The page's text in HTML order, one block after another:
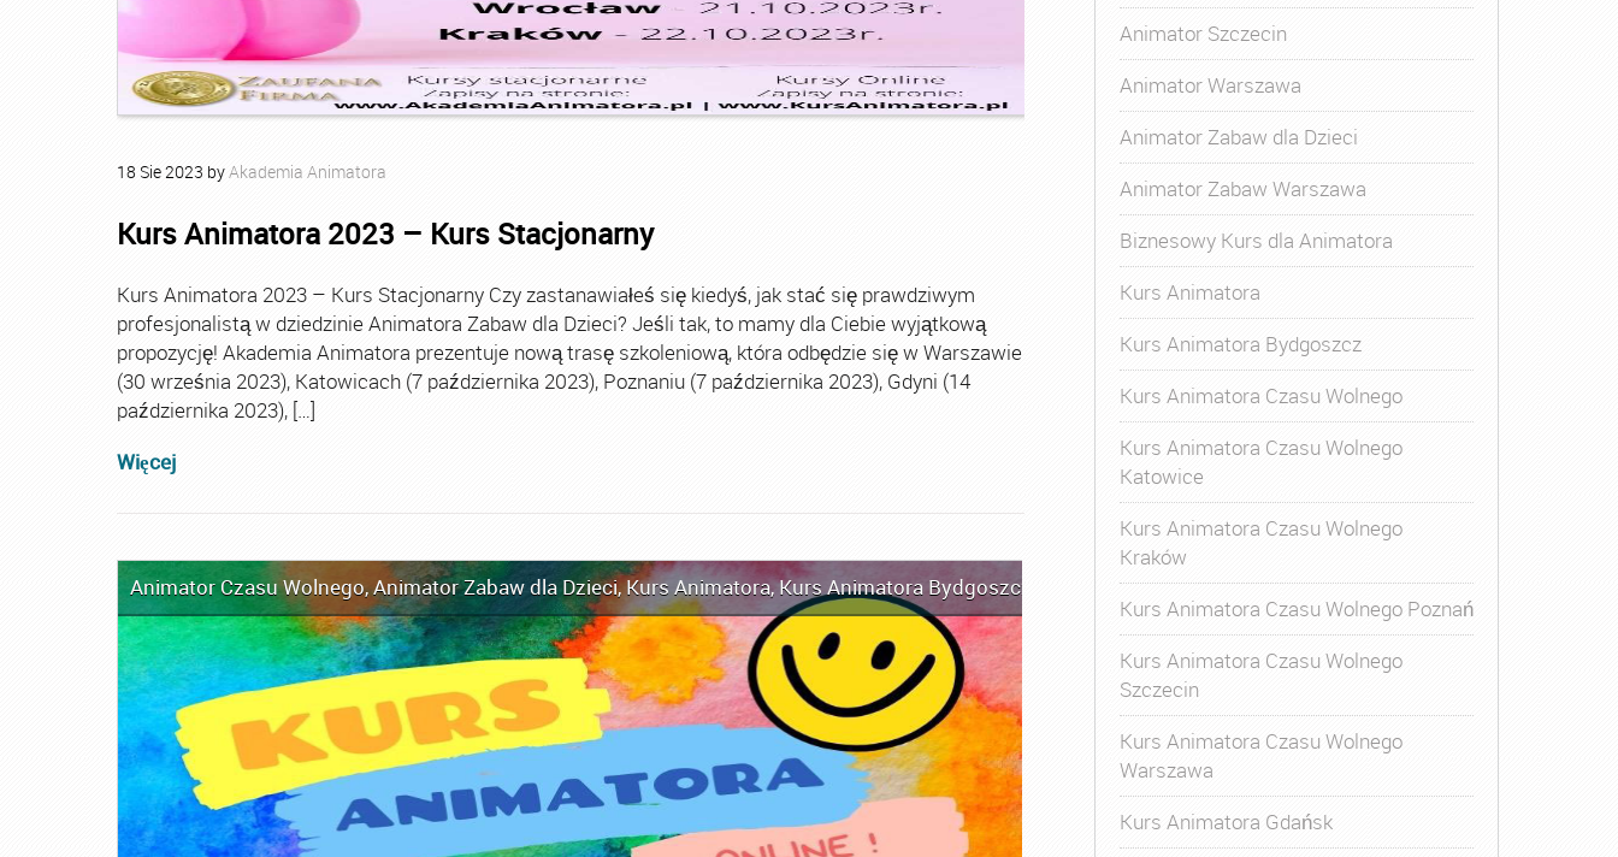
18 Sie2023 byAkademia Animatora
Kurs Animatora 2023 – Kurs Stacjonarny
Kurs Animatora 2023 – Kurs Stacjonarny Czy zastanawiałeś się kiedyś, jak stać się prawdziwym
profesjonalistą w dziedzinie Animatora Zabaw dla Dzieci? Jeśli tak, to mamy dla Ciebie wyjątkową
propozycję! Akademia Animatora prezentuje nową trasę szkoleniową, która odbędzie się w Warszawie
(30 września 2023), Katowicach (7 października 2023), Poznaniu (7 października 2023), Gdyni (14
października 2023), […]
Więcej
Animator Czasu Wolnego,Animator Zabaw dla Dzieci,Kurs Animatora,Kurs Animatora Bydgoszcz Kurs Animatora Czasu Wolnego,Kurs Animatora Czasu
Animator Szczecin
Animator Warszawa
Animator Zabaw dla Dzieci
Animator Zabaw Warszawa
Biznesowy Kurs dla Animatora
Kurs Animatora
Kurs Animatora Bydgoszcz
Kurs Animatora Czasu Wolnego
Kurs Animatora Czasu Wolnego
Katowice
Kurs Animatora Czasu Wolnego
Kraków
Kurs Animatora Czasu Wolnego Poznań
Kurs Animatora Czasu Wolnego
Szczecin
Kurs Animatora Czasu Wolnego
Warszawa
Kurs Animatora Gdańsk